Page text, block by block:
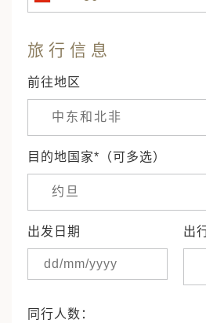
旅行信息
前往地区
中东和北非
目的地国家*（可多选）
约旦
出发日期 出
同行人数：